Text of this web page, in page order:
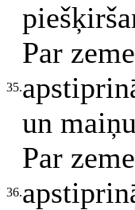
35.
Par
un maiņu
36.
Par